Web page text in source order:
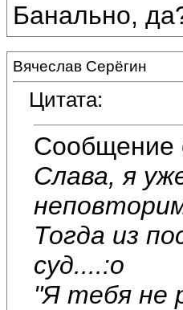
Банально,
Вячеслав Серёгин
Цитата:
Сообщение
Слава, я
Тогда из
суд....:o
"Я тебя не